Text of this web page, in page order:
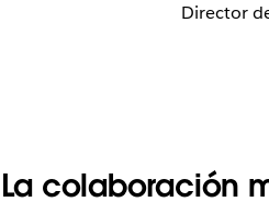
Director
La colaboración